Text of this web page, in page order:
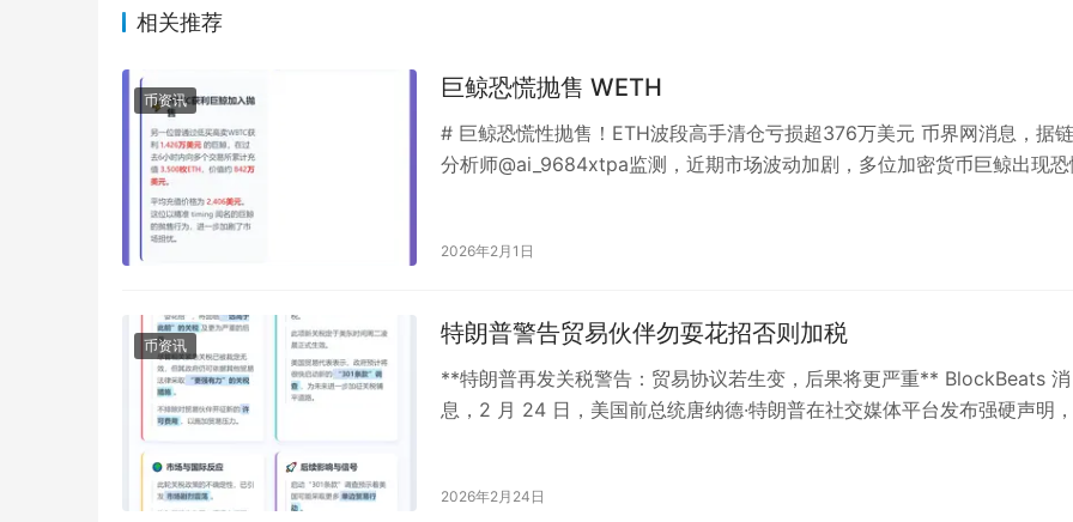
相关推荐
币资讯 巨鲸恐慌抛售 WETH
# 巨鲸恐慌性抛售！ETH波段高手清仓亏损超376万美元 币界网消息，据
分析师@ai_9684xtpa监测，近期市场波动加剧，多位加密货币巨鲸出现
2026年2月1日
币资讯 特朗普警告贸易伙伴勿耍花招否则加税
**特朗普再发关税警告：贸易协议若生变，后果将更严重** BlockBeats 消
息，2 月 24 日，美国前总统唐纳德·特朗普在社交媒体平台发布强硬声明
2026年2月24日